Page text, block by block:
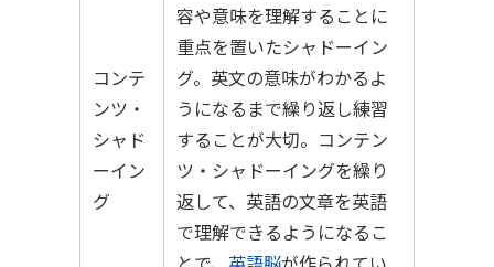
コンテ
ンツ・
シャド
ーイン
グ
容や意味を理解することに
重点を置いたシャドーイン
グ。英文の意味がわかるよ
うになるまで繰り返し練習
することが大切。コンテン
ツ・シャドーイングを繰り
返して、英語の文章を英語
で理解できるようになるこ